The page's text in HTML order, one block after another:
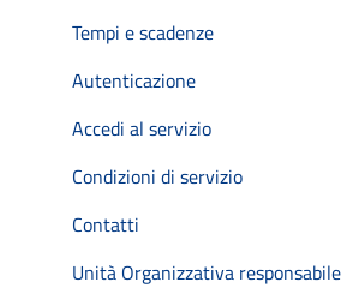
Tempi e scadenze
Autenticazione
Accedi al servizio
Condizioni di servizio
Contatti
Unità Organizzativa responsabile